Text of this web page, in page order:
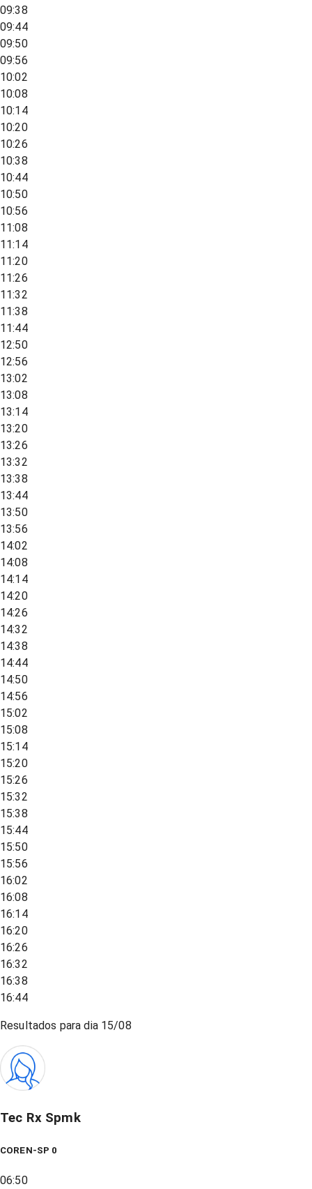
09:38
09:44
09:50
09:56
10:02
10:08
10:14
10:20
10:26
10:38
10:44
10:50
10:56
11:08
11:14
11:20
11:26
11:32
11:38
11:44
12:50
12:56
13:02
13:08
13:14
13:20
13:26
13:32
13:38
13:44
13:50
13:56
14:02
14:08
14:14
14:20
14:26
14:32
14:38
14:44
14:50
14:56
15:02
15:08
15:14
15:20
15:26
15:32
15:38
15:44
15:50
15:56
16:02
16:08
16:14
16:20
16:26
16:32
16:38
16:44
Resultados para dia 15/08
Tec Rx Spmk
COREN-SP 0
06:50